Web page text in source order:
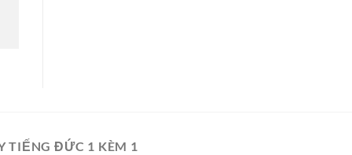
TIẾNG ĐỨC 1 KÈM 1